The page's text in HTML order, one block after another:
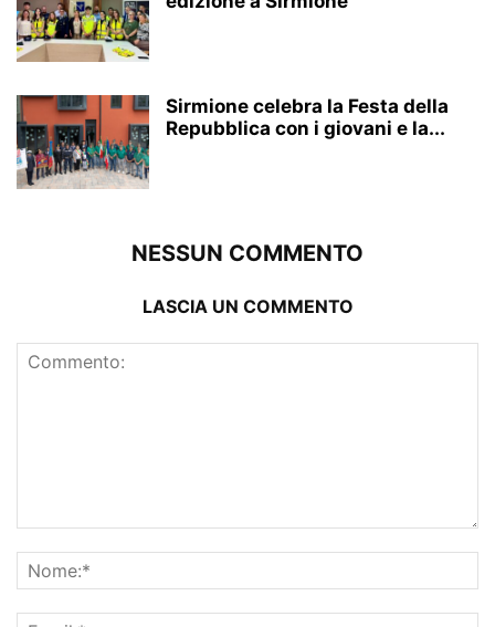
Sirmione celebra la Festa della
Repubblica con i giovani e la...
NESSUN COMMENTO
LASCIA UN COMMENTO